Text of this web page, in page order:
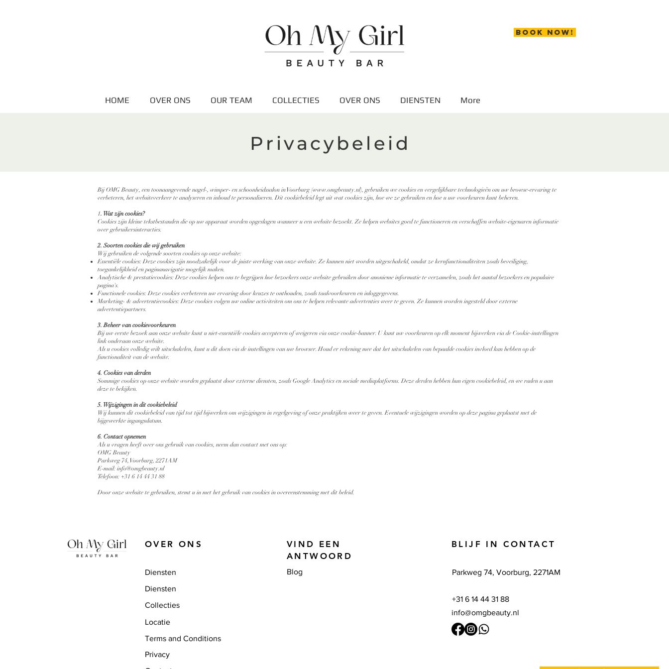
HOME OVER ONS OUR TEAM COLLECTIES OVER ONS DIENSTEN More
Book now!
Privacybeleid
Bij OMG Beauty, een toonaangevende nagel-, wimper- en schoonheidssalon in Voorburg (www.omgbeauty.nl), gebruiken we cookies en vergelijkbare technologieën om uw browse-ervaring te
verbeteren, het websiteverkeer te analyseren en inhoud te personaliseren. Dit cookiebeleid legt uit wat cookies zijn, hoe we ze gebruiken en hoe u uw voorkeuren kunt beheren.
1. Wat zijn cookies?
Cookies zijn kleine tekstbestanden die op uw apparaat worden opgeslagen wanneer u een website bezoekt. Ze helpen websites goed te functioneren en verschaffen website-eigenaren informatie
over gebruikersinteracties.
2. Soorten cookies die wij gebruiken
Wij gebruiken de volgende soorten cookies op onze website:
Essentiële cookies: Deze cookies zijn noodzakelijk voor de juiste werking van onze website. Ze kunnen niet worden uitgeschakeld, omdat ze kernfunctionaliteiten zoals beveiliging,
toegankelijkheid en paginanavigatie mogelijk maken.
Analytische & prestatiecookies: Deze cookies helpen ons te begrijpen hoe bezoekers onze website gebruiken door anonieme informatie te verzamelen, zoals het aantal bezoekers en populaire
pagina's.
Functionele cookies: Deze cookies verbeteren uw ervaring door keuzes te onthouden, zoals taalvoorkeuren en inloggegevens.
Marketing- & advertentiecookies: Deze cookies volgen uw online activiteiten om ons te helpen relevante advertenties weer te geven. Ze kunnen worden ingesteld door externe
advertentiepartners.
3. Beheer van cookievoorkeuren
Bij uw eerste bezoek aan onze website kunt u niet-essentiële cookies accepteren of weigeren via onze cookie-banner. U kunt uw voorkeuren op elk moment bijwerken via de Cookie-instellingen
link onderaan onze website.
Als u cookies volledig wilt uitschakelen, kunt u dit doen via de instellingen van uw browser. Houd er rekening mee dat het uitschakelen van bepaalde cookies invloed kan hebben op de
functionaliteit van de website.
4. Cookies van derden
Sommige cookies op onze website worden geplaatst door externe diensten, zoals Google Analytics en sociale mediaplatforms. Deze derden hebben hun eigen cookiebeleid, en we raden u aan
deze te bekijken.
5. Wijzigingen in dit cookiebeleid
Wij kunnen dit cookiebeleid van tijd tot tijd bijwerken om wijzigingen in regelgeving of onze praktijken weer te geven. Eventuele wijzigingen worden op deze pagina geplaatst met de
bijgewerkte ingangsdatum.
6. Contact opnemen
Als u vragen heeft over ons gebruik van cookies, neem dan contact met ons op:
OMG Beauty
Parkweg 74, Voorburg, 2271AM
E-mail: info@omgbeauty.nl
Telefoon: +31 6 14 44 31 88
Door onze website te gebruiken, stemt u in met het gebruik van cookies in overeenstemming met dit beleid.
OVER ONS
Diensten
VIND EEN
ANTWOORD
Blog
Diensten
Collecties
Locatie
Terms and Conditions
BLIJF IN CONTACT
Parkweg 74, Voorburg, 2271AM
+31 6 14 44 31 88
info@omgbeauty.nl
Privacy